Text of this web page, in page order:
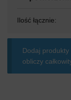
Ilość łącznie:
Dodaj
obliczy